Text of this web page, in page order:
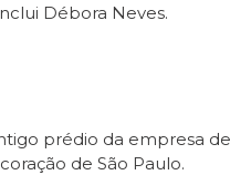
Débora Neves.
prédio da empresa
de São Paulo.